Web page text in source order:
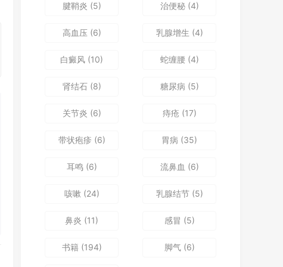
腱鞘炎 (5) 治便秘(4)
高血压(6) 乳腺增生 (4)
白癜风 (10) 蛇缠腰(4)
肾结石(8) 糖尿病 (5)
关节炎 (6) 痔疮 (17)
带状疱疹 (6) 胃病 (35)
耳鸣(6) 流鼻血 (6)
咳嗽 (24) 乳腺结节(5)
鼻炎 (11) 感冒 (5)
书籍(194) 脚气(6)